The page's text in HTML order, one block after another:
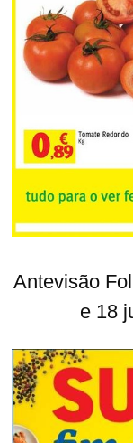
Antevisão
e 18